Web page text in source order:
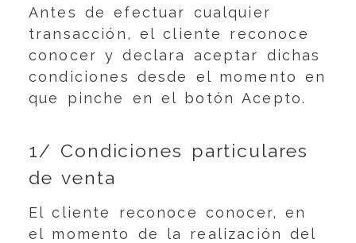
Antes de efectuar cualquier
transacción, el cliente reconoce
conocer y declara aceptar dichas
condiciones desde el momento en
que pinche en el botón Acepto.
1/ Condiciones particulares
de venta
El cliente reconoce conocer, en
el momento de la realización del